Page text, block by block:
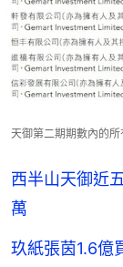
天御第二期期數內的
西半山天御近
萬
玖紙張茵1.6